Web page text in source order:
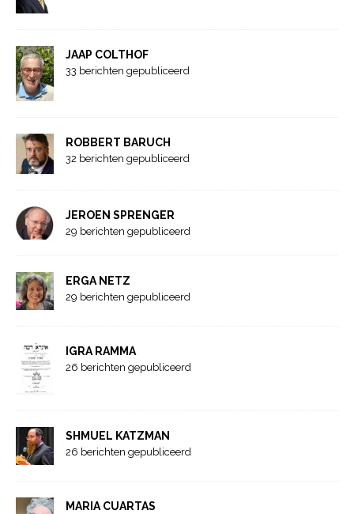
JAAP COLTHOF
33 berichten gepubliceerd
ROBBERT BARUCH
32 berichten gepubliceerd
JEROEN SPRENGER
29 berichten gepubliceerd
ERGA NETZ
29 berichten gepubliceerd
IGRA RAMMA
26 berichten gepubliceerd
SHMUEL KATZMAN
26 berichten gepubliceerd
MARIA CUARTAS